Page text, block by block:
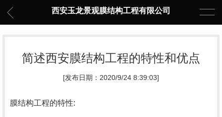
西安玉龙景观膜结构工程有限公司
简述西安膜结构工程的特性和优点
[发布日期：2020/9/24 8:39:03]
膜结构工程的特性: